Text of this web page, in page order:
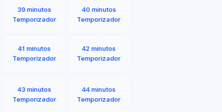
39 minutos
Temporizador
40 minutos
Temporizador
41 minutos
Temporizador
42 minutos
Temporizador
43 minutos
Temporizador
44 minutos
Temporizador